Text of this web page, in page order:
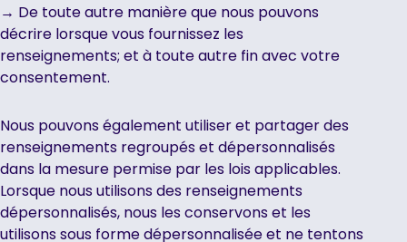
→ De toute autre manière que nous pouvons
décrire lorsque vous fournissez les
renseignements; et à toute autre fin avec votre
consentement.
Nous pouvons également utiliser et partager des
renseignements regroupés et dépersonnalisés
dans la mesure permise par les lois applicables.
Lorsque nous utilisons des renseignements
dépersonnalisés, nous les conservons et les
utilisons sous forme dépersonnalisée et ne tentons